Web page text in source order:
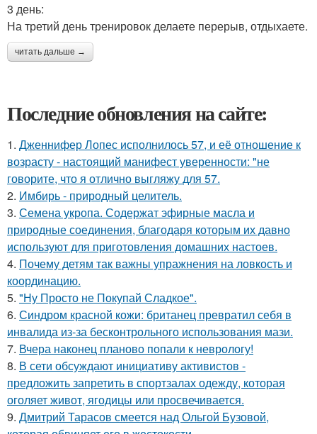
3 день:
На третий день тренировок делаете перерыв, отдыхаете.
читать дальше →
Последние обновления на сайте:
1. Дженнифер Лопес исполнилось 57, и её отношение к
возрасту - настоящий манифест уверенности: "не
говорите, что я отлично выгляжу для 57.
2. Имбирь - природный целитель.
3. Семена укропа. Содержат эфирные масла и
природные соединения, благодаря которым их давно
используют для приготовления домашних настоев.
4. Почему детям так важны упражнения на ловкость и
координацию.
5. "Ну Просто не Покупай Сладкое".
6. Синдром красной кожи: британец превратил себя в
инвалида из-за бесконтрольного использования мази.
7. Вчера наконец планово попали к неврологу!
8. В сети обсуждают инициативу активистов -
предложить запретить в спортзалах одежду, которая
оголяет живот, ягодицы или просвечивается.
9. Дмитрий Тарасов смеется над Ольгой Бузовой,